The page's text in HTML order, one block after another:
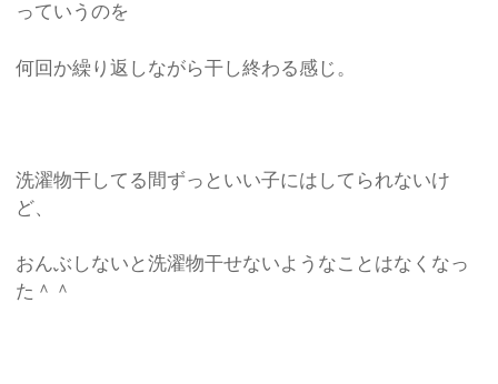
っていうのを
何回か繰り返しながら干し終わる感じ。
洗濯物干してる間ずっといい子にはしてられないけ
ど、
おんぶしないと洗濯物干せないようなことはなくなっ
た＾＾